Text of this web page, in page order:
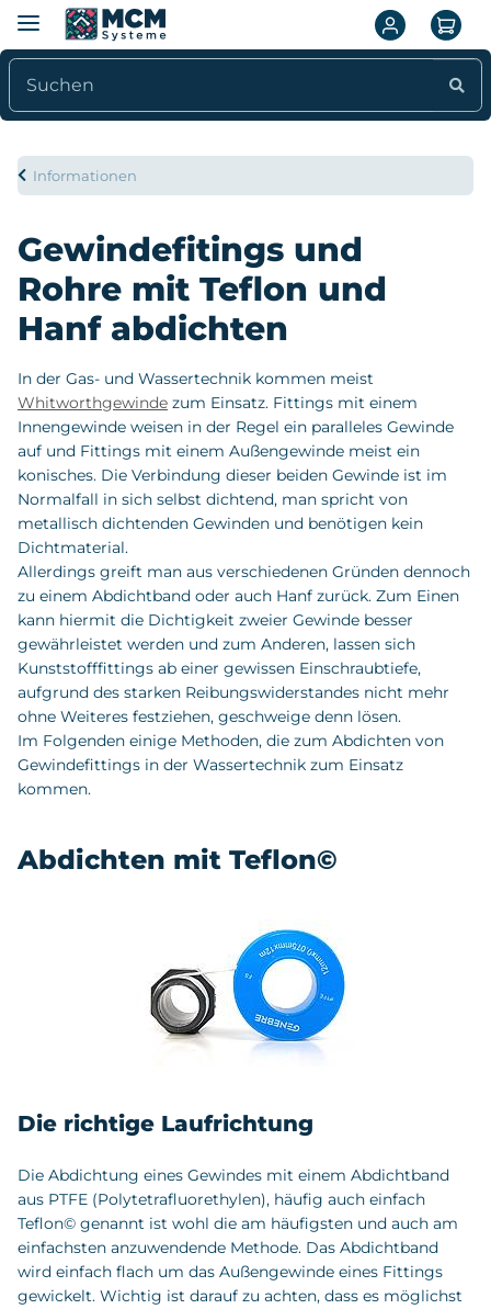
Informationen
Gewindefitings und
Rohre mit Teflon und
Hanf abdichten
In der Gas- und Wassertechnik kommen meist
Whitworthgewinde zum Einsatz. Fittings mit einem
Innengewinde weisen in der Regel ein paralleles Gewinde
auf und Fittings mit einem Außengewinde meist ein
konisches. Die Verbindung dieser beiden Gewinde ist im
Normalfall in sich selbst dichtend, man spricht von
metallisch dichtenden Gewinden und benötigen kein
Dichtmaterial.
Allerdings greift man aus verschiedenen Gründen dennoch
zu einem Abdichtband oder auch Hanf zurück. Zum Einen
kann hiermit die Dichtigkeit zweier Gewinde besser
gewährleistet werden und zum Anderen, lassen sich
Kunststofffittings ab einer gewissen Einschraubtiefe,
aufgrund des starken Reibungswiderstandes nicht mehr
ohne Weiteres festziehen, geschweige denn lösen.
Im Folgenden einige Methoden, die zum Abdichten von
Gewindefittings in der Wassertechnik zum Einsatz
kommen.
Abdichten mit Teflon©
Die richtige Laufrichtung
Die Abdichtung eines Gewindes mit einem Abdichtband
aus PTFE (Polytetrafluorethylen), häufig auch einfach
Teflon© genannt ist wohl die am häufigsten und auch am
einfachsten anzuwendende Methode. Das Abdichtband
wird einfach flach um das Außengewinde eines Fittings
gewickelt. Wichtig ist darauf zu achten, dass es möglichst